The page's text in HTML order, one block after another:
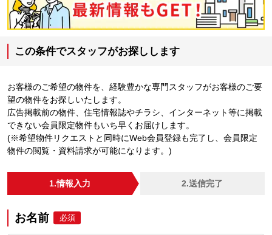
この条件でスタッフがお探しします
お客様のご希望の物件を、経験豊かな専門スタッフがお客様のご要
望の物件をお探しいたします。
広告掲載前の物件、住宅情報誌やチラシ、インターネット等に掲載
できない会員限定物件もいち早くお届けします。
(※希望物件リクエストと同時にWeb会員登録も完了し、会員限定
物件の閲覧・資料請求が可能になります。)
1.情報入力 2.送信完了
お名前 必須